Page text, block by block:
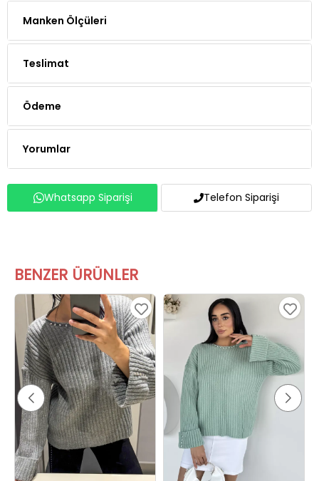
Manken Ölçüleri
Teslimat
Ödeme
Yorumlar
Whatsapp Siparişi Telefon Siparişi
BENZER ÜRÜNLER